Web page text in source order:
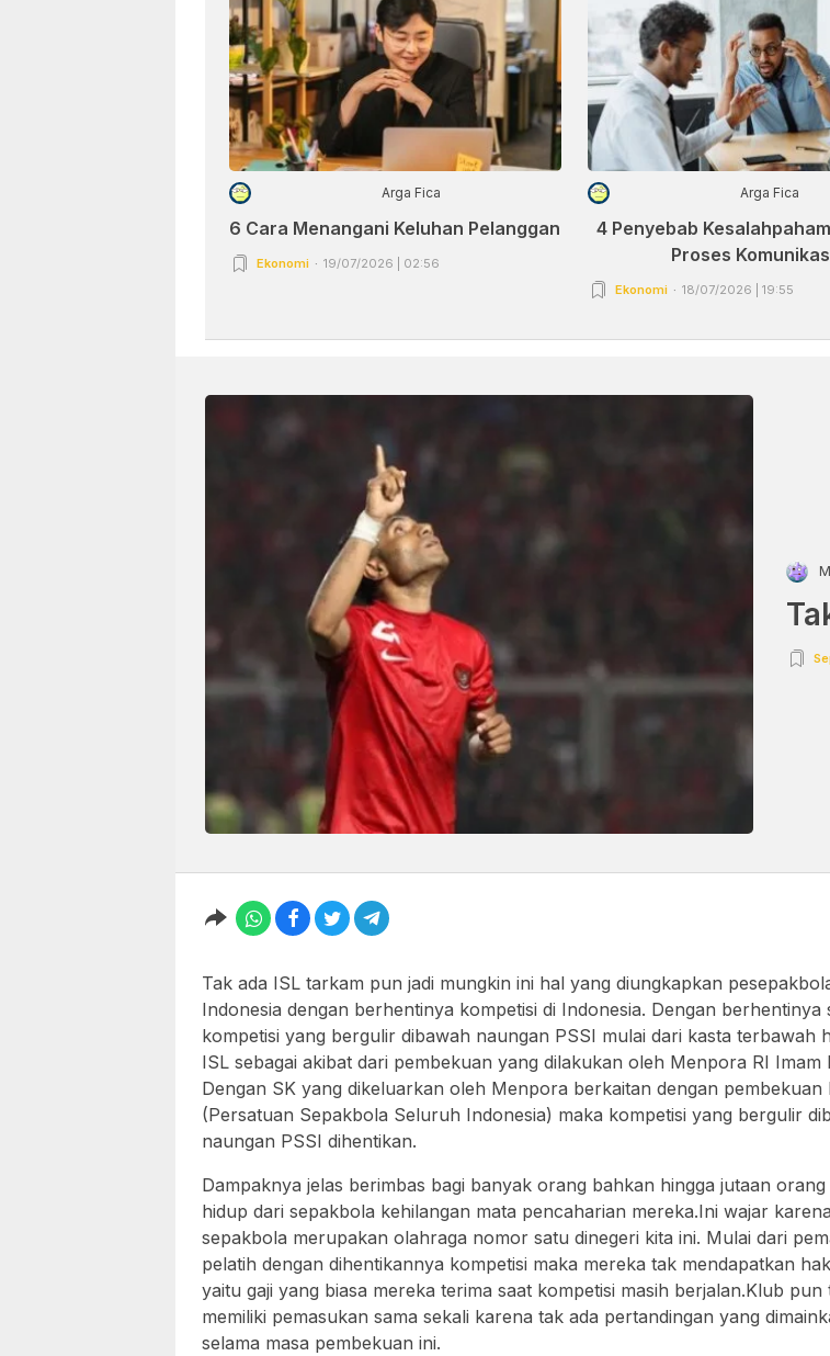
Arga Fica
6 Cara Menangani Keluhan Pelanggan
Ekonomi 19/07/2026 | 02:56
Arga Fica
4 Penyebab
Proses
Ekonomi 18/07/2026 | 19:55
Tak ada ISL tarkam pun jadi mungkin ini hal yang diungkapkan
Indonesia dengan berhentinya kompetisi di Indonesia. Dengan berhentinya
kompetisi yang bergulir dibawah naungan PSSI mulai dari kasta terbawah
ISL sebagai akibat dari pembekuan yang dilakukan oleh Menpora RI Imam
Dengan SK yang dikeluarkan oleh Menpora berkaitan dengan pembekuan
(Persatuan Sepakbola Seluruh Indonesia) maka kompetisi yang bergulir
naungan PSSI dihentikan.
Dampaknya jelas berimbas bagi banyak orang bahkan hingga jutaan orang
hidup dari sepakbola kehilangan mata pencaharian mereka.Ini wajar karena
sepakbola merupakan olahraga nomor satu dinegeri kita ini. Mulai dari
pelatih dengan dihentikannya kompetisi maka mereka tak mendapatkan
yaitu gaji yang biasa mereka terima saat kompetisi masih berjalan.Klub pun
memiliki pemasukan sama sekali karena tak ada pertandingan yang
selama masa pembekuan ini.